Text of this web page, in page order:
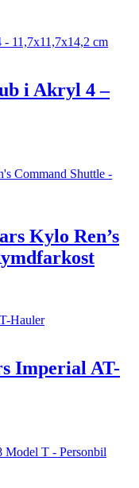
i Akryl 4 –
Kylo Ren’s
Imperial AT-